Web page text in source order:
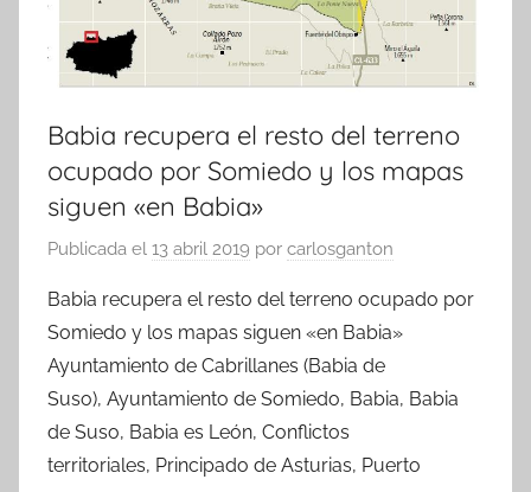
Babia recupera el resto del terreno
ocupado por Somiedo y los mapas
siguen «en Babia»
Publicada el 13 abril 2019 por carlosganton
Babia recupera el resto del terreno ocupado por
Somiedo y los mapas siguen «en Babia»
Ayuntamiento de Cabrillanes (Babia de
Suso), Ayuntamiento de Somiedo, Babia, Babia
de Suso, Babia es León, Conflictos
territoriales, Principado de Asturias, Puerto